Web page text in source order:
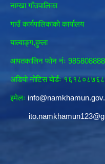
नाम्खा गाँउपालिका
गाउँ कार्यपालिकाकाे कार्यालय
याल्वाङ्ग,हुम्ला
आपतकालिन फाेन नंः
अडियाे नोटिस बाेर्डः
इमेलः